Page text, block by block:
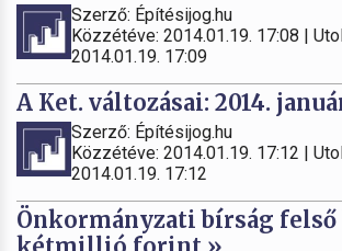
Szerző: Építésijog.hu
Közzétéve: 2014.01.19. 17:08 |
2014.01.19. 17:09
A Ket. változásai: 2014.
Szerző: Építésijog.hu
Közzétéve: 2014.01.19. 17:12 |
2014.01.19. 17:12
Önkormányzati bírság felső